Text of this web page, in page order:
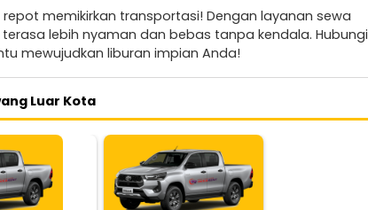
memikirkan transportasi! Dengan layanan sewa
lebih nyaman dan bebas tanpa kendala. Hubungi
mewujudkan liburan impian Anda!
Luar Kota